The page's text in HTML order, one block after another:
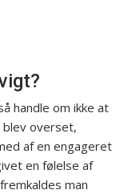
handle om ikke at
overset,
af en engageret
en følelse af
man